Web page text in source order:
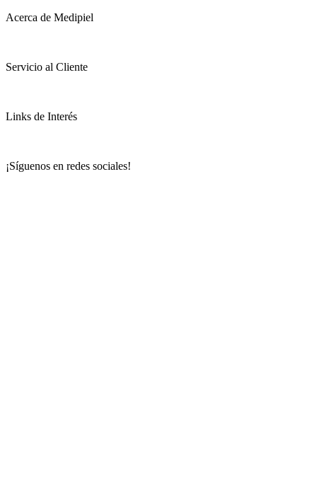
Acerca de Medipiel
Servicio al Cliente
Links de Interés
¡Síguenos en redes sociales!